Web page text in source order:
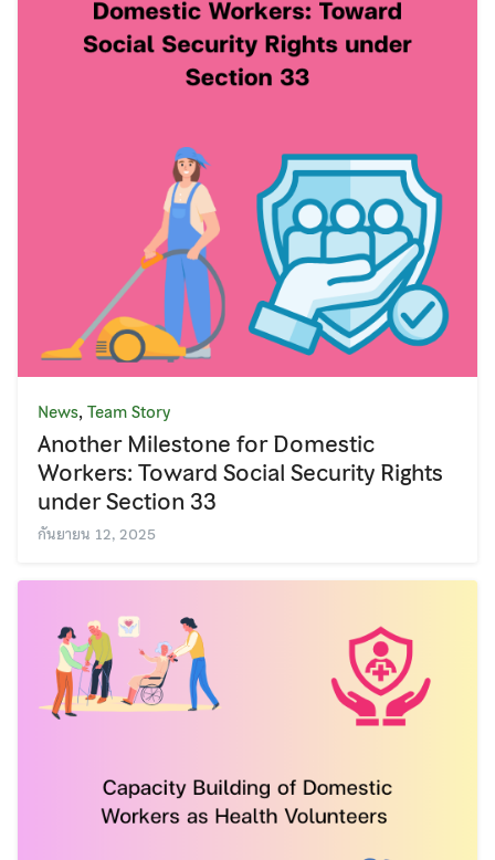
News, Team Story
Another Milestone for Domestic
Workers: Toward Social Security Rights
under Section 33
กันยายน 12, 2025